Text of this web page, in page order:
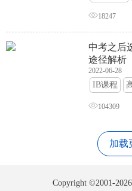
18247
中考之后
途径解析
2022-06-28
IB课程
104309
加载
Copyright ©2001-